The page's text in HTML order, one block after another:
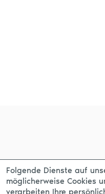
Folgende Dienste auf
möglicherweise Cookies
verarbeiten Ihre